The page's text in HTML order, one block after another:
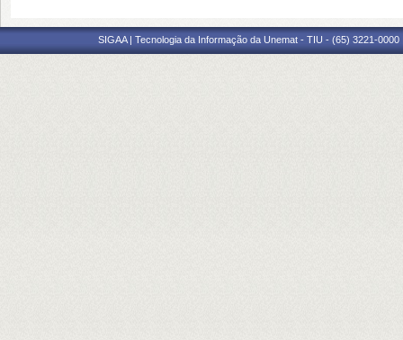
SIGAA | Tecnologia da Informação da Unemat - TIU - (65) 3221-